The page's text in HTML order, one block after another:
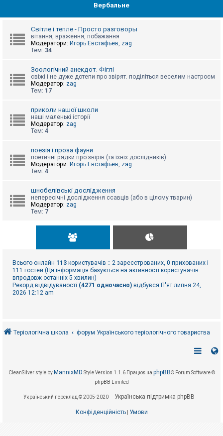
Вербальне
Світле і тепле - Просто разговоры
вітання, враження, побажання
Модератори: Игорь Евстафьев, zag
Тем: 34
Зоологічний анекдот. Фіглі
свіжі і не дуже дотепи про звірят. поділіться веселим настроєм
Модератор: zag
Тем: 17
приколи нашої школи
наші маленькі історії
Модератор: zag
Тем: 4
поезія і проза фауни
поетичні рядки про звірів (та їхніх дослідників)
Модератори: Игорь Евстафьев, zag
Тем: 4
шнобелівські дослідження
непересічні дослідження ссавців (або в цілому тварин)
Модератор: zag
Тем: 7
Всього онлайн 113 користувачів :: 2 зареєстрованих, 0 прихованих і
111 гостей (Ця інформація базується на активності користувачів
впродовж останніх 5 хвилин)
Рекорд відвідуваності (4271 одночасно) відбувся П'ят липня 24,
2026 12:12 am
Теріологічна школа форум Українського теріологічного товариства
CleanSilver style by MannixMD Style Version 1.1.6 Працює на phpBB® Forum Software ©
phpBB Limited
Український переклад © 2005-2020 Українська підтримка phpBB
Конфіденційність| Умови